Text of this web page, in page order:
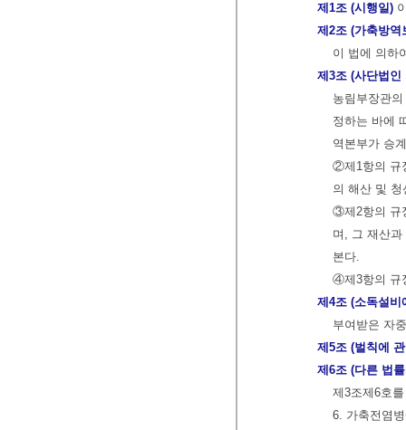
제1조 (시행일)
제2조 (가축방역
이 법에 의하
제3조 (사단법인
농림부장관
정하는 바에
역본부가 승
②제1항의 규
의 해산 및
③제2항의 규
며, 그 재산
본다.
④제3항의 규
제4조 (소독설비
부여받은 자
제5조 (벌칙에
제6조 (다른 법
제3조제6호
6. 가축전염